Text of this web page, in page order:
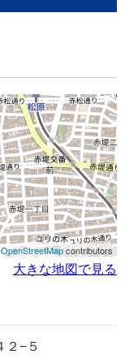
OpenStreetMapcontributors
大きな地図で見る
２−５